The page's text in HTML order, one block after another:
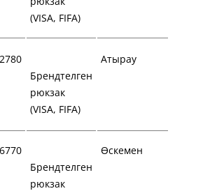
(VISA, FIFA)
Брендтелген
рюкзак
(VISA, FIFA)
Атырау
Брендтелген
рюкзак
Өскемен